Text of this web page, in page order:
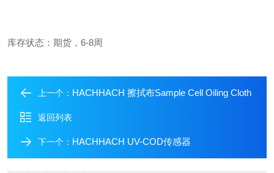
库存状态：期货，6-8周
上一个： HACHHACH 擦拭布Sample Cell Oiling Cloth
返回列表
下一个： HACHHACH UV-COD传感器